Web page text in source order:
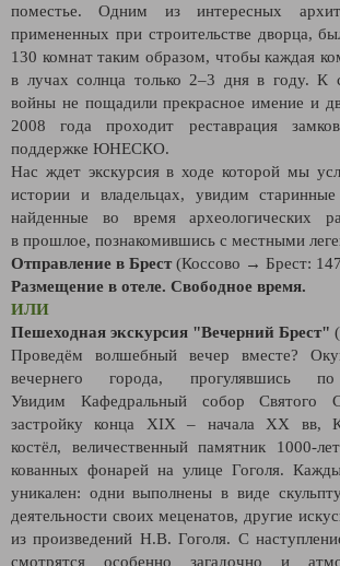
поместье. Одним из интересных
примененных при строительстве дворца,
130 комнат таким образом, чтобы каждая
в лучах солнца только 2–3 дня в году. К
войны не пощадили прекрасное имение и
2008 года проходит реставрация
поддержке ЮНЕСКО.
Нас ждет экскурсия в ходе которой мы
истории и владельцах, увидим
найденные во время археологических
в прошлое, познакомившись с местными
Отправление в Брест(Коссово → Брест:
Размещение в отеле. Свободное время.
ИЛИ
Пешеходная экскурсия "Вечерний Брест"
Проведём волшебный вечер вместе?
вечернего города, прогулявшись
Увидим Кафедральный собор Святого
застройку конца XIX – начала XX вв,
костёл, величественный памятник 1000-
кованных фонарей на улице Гоголя.
уникален: одни выполнены в виде
деятельности своих меценатов, другие
из произведений Н.В. Гоголя. С
смотрятся особенно загадочно и